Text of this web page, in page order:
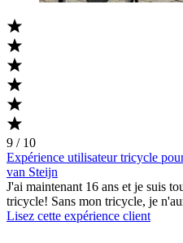
9 / 10
Expérience utilisateur tricycle
van Steijn
J'ai maintenant 16 ans et je suis
tricycle! Sans mon tricycle, je
Lisez cette expérience client